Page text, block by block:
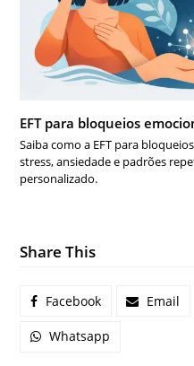
EFT para bloqueios
Saiba como a EFT para
stress, ansiedade e padrões
personalizado.
Share This
Facebook Email
Whatsapp